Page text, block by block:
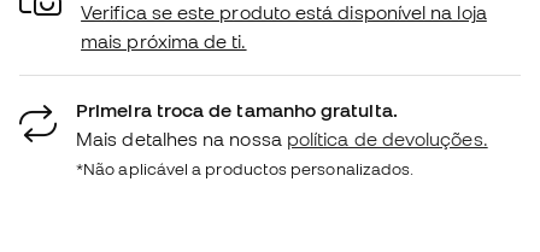
Verifica se este produto está disponível na loja
mais próxima de ti.
Primeira troca de tamanho gratuita.
Mais detalhes na nossa política de devoluções.
*Não aplicável a productos personalizados.